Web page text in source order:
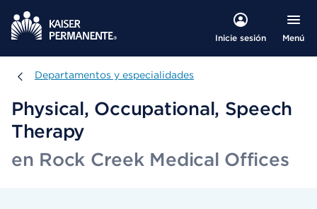
Inicie sesión Menú
Departamentos y especialidades
Departamentos y especialidades
Physical, Occupational, Speech
Therapy
en Rock Creek Medical Offices